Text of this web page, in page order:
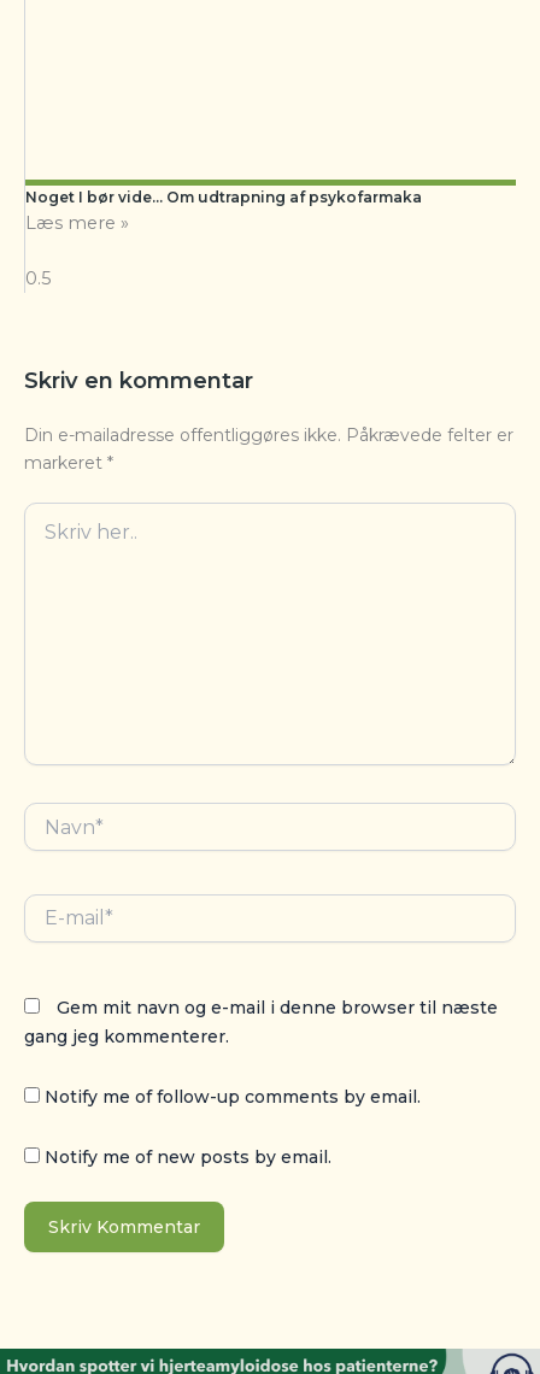
Noget I bør vide… Om udtrapning af psykofarmaka
Læs mere »
Skriv en kommentar
Din e-mailadresse offentliggøres ikke. Påkrævede felter er
markeret *
Skriv
her..
Navn*
E-
mail*
Gem mit navn og e-mail i denne browser til næste
gang jeg kommenterer.
Notify me of follow-up comments by email.
Notify me of new posts by email.